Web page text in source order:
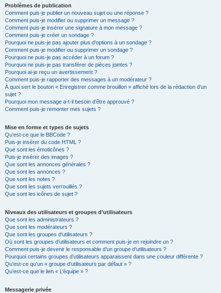
Problèmes de publication
Comment puis-je publier un nouveau sujet ou une réponse ?
Comment puis-je modifier ou supprimer un message ?
Comment puis-je insérer une signature à mon message ?
Comment puis-je créer un sondage ?
Pourquoi ne puis-je pas ajouter plus d’options à un sondage ?
Comment puis-je modifier ou supprimer un sondage ?
Pourquoi ne puis-je pas accéder à un forum ?
Pourquoi ne puis-je pas transférer de pièces jointes ?
Pourquoi ai-je reçu un avertissement ?
Comment puis-je rapporter des messages à un modérateur ?
À quoi sert le bouton « Enregistrer comme brouillon » affiché lors de la rédaction d’un
sujet ?
Pourquoi mon message a-t-il besoin d’être approuvé ?
Comment puis-je remonter mes sujets ?
Mise en forme et types de sujets
Qu’est-ce que le BBCode ?
Puis-je insérer du code HTML ?
Que sont les émoticônes ?
Puis-je insérer des images ?
Que sont les annonces générales ?
Que sont les annonces ?
Que sont les notes ?
Que sont les sujets verrouillés ?
Que sont les icônes de sujet ?
Niveaux des utilisateurs et groupes d’utilisateurs
Que sont les administrateurs ?
Que sont les modérateurs ?
Que sont les groupes d’utilisateurs ?
Où sont les groupes d’utilisateurs et comment puis-je en rejoindre un ?
Comment puis-je devenir le responsable d’un groupe d’utilisateurs ?
Pourquoi certains groupes d’utilisateurs apparaissent dans une couleur différente ?
Qu’est-ce qu’un « groupe d’utilisateurs par défaut » ?
Qu’est-ce que le lien « L’équipe » ?
Messagerie privée